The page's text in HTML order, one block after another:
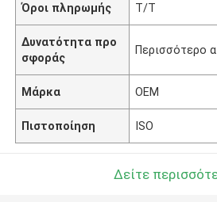
Όροι πληρωμής T/T
Δυνατότητα προ
σφοράς
Περισσότερο
Μάρκα OEM
Πιστοποίηση ISO
Δείτε